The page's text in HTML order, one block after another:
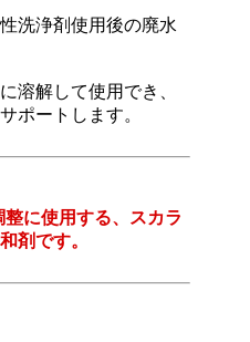
洗浄剤使用後の廃水
溶解して使用でき、
ポートします。
に使用する、スカラ
剤です。